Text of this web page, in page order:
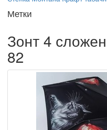
Метки
Зонт 4
82